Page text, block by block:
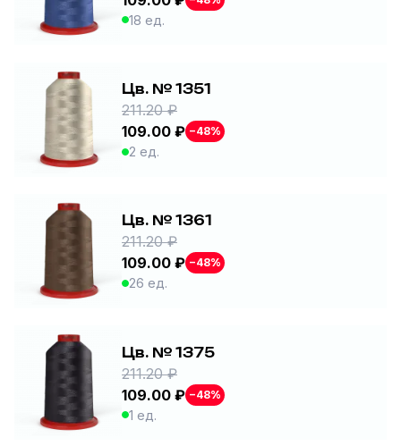
18 ед.
Цв. № 1351
211.20 ₽
109.00 ₽ −48%
2 ед.
Цв. № 1361
211.20 ₽
109.00 ₽ −48%
26 ед.
Цв. № 1375
211.20 ₽
109.00 ₽ −48%
1 ед.